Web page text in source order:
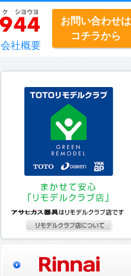
会社概要
お問い合わせは
コチラから